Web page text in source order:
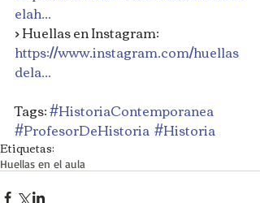
elah...
> Huellas en Instagram:
https://www.instagram.com/huellas
dela...
Tags: #HistoriaContemporanea
#ProfesorDeHistoria #Historia
Etiquetas:
Huellas en el aula